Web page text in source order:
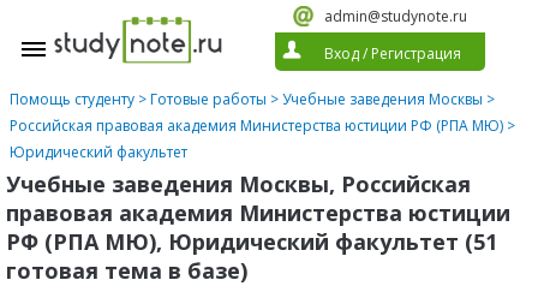
admin@studynote.ru
Вход/ Регистрация
Помощь студенту >Готовые работы >Учебные заведения Москвы >
Российская правовая академия Министерства юстиции РФ (РПА МЮ) >
Юридический факультет
Учебные заведения Москвы, Российская
правовая академия Министерства юстиции
РФ (РПА МЮ), Юридический факультет (51
готовая тема в базе)